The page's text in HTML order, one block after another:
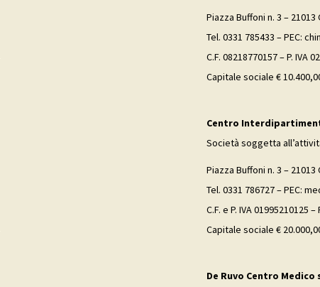
Piazza Buffoni n. 3 – 21013
Tel. 0331 785433 – PEC:
C.F. 08218770157 – P. IVA
Capitale sociale €
Centro
Società soggetta
Piazza Buffoni n. 3 – 21013
Tel. 0331 786727 – PEC:
C.F. e P. IVA 01995210125
Capitale sociale €
De Ruvo Centro Medico